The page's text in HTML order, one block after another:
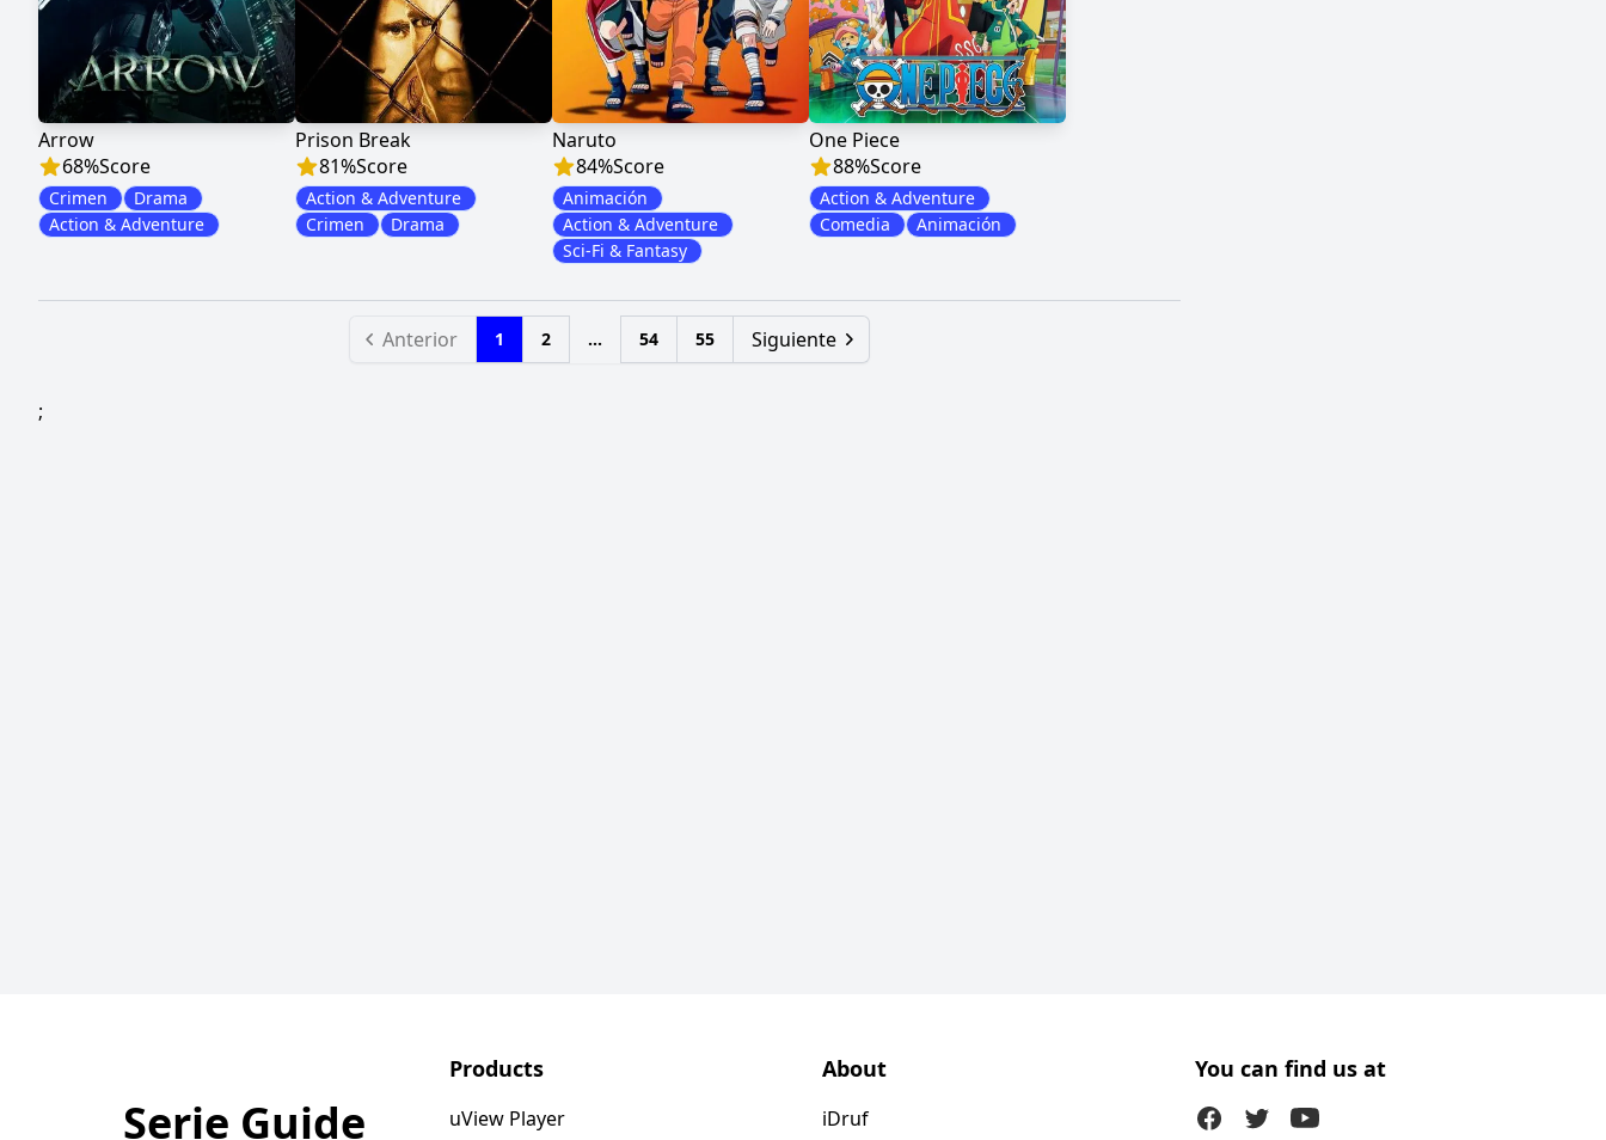
Arrow
68%Score
Crimen
Drama
Action & Adventure
Prison Break
81%Score
Action & Adventure
Crimen
Drama
Naruto
84%Score
Animación
Action & Adventure
Sci-Fi & Fantasy
One Piece
88%Score
Action & Adventure
Comedia
Animación
Anterior 1 2 ... 54 55 Siguiente
;
Serie Guide
Products
uView Player
About
iDruf
You can find us at
FacebookTwitter (X)Youtube